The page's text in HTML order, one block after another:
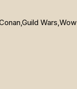
Wars,Wow